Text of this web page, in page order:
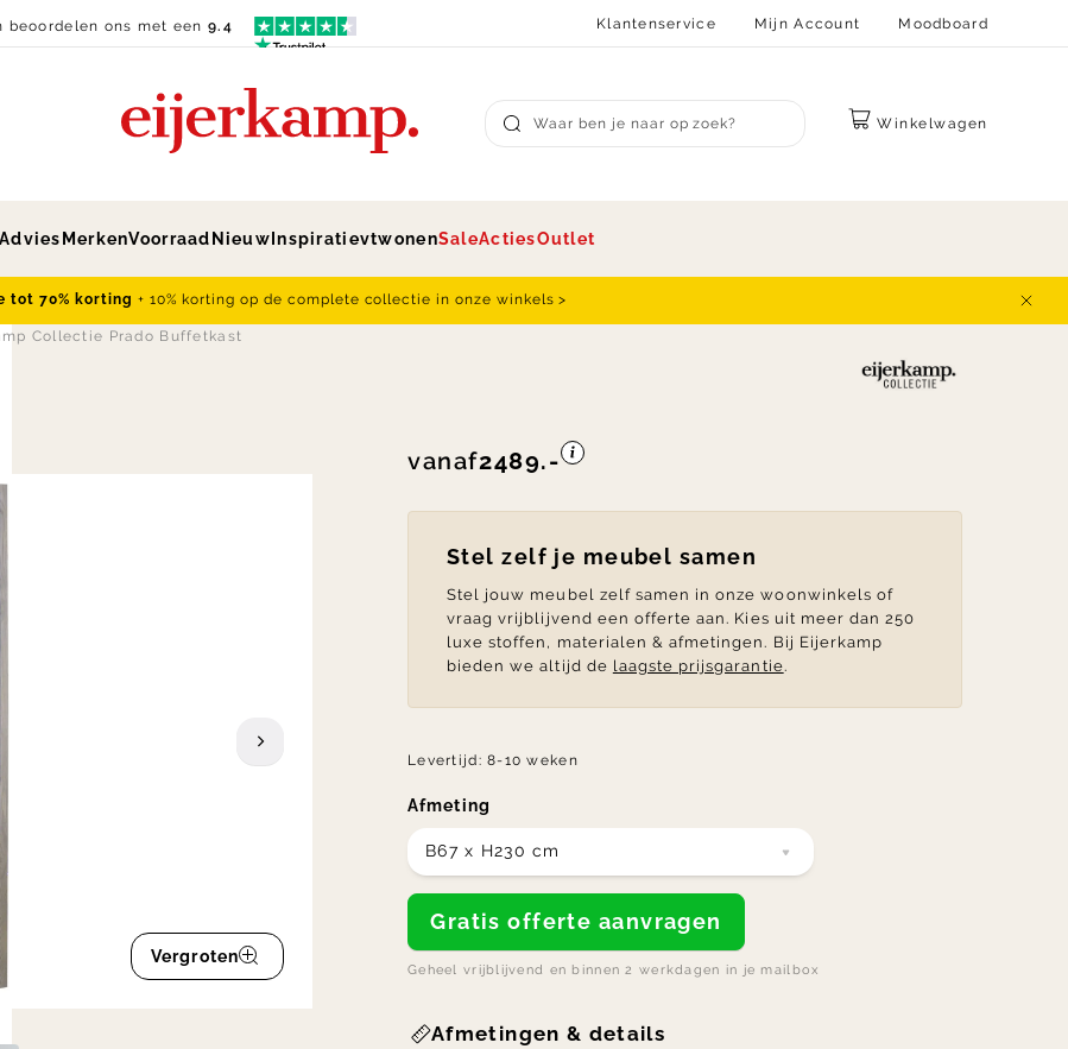
beoordelen ons met een9.4 Klantenservice Mijn Account Moodboard
Submit search
Winkelwagen
Advies MerkenVoorraad Nieuw InspiratievtwonenSaleActiesOutlet
tot 70% korting + 10% korting op de complete collectie in onze winkels >
Collectie Prado Buffetkast
Vergroten
vanaf2489.-
Stel zelf je meubel samen
Stel jouw meubel zelf samen in onze woonwinkels of
vraag vrijblijvend een offerte aan. Kies uit meer dan 250
luxe stoffen, materialen & afmetingen. Bij Eijerkamp
bieden we altijd de laagste prijsgarantie.
Levertijd:8-10 weken
Afmeting
B67 x H230 cm
Gratis offerte aanvragen
Geheel vrijblijvend en binnen 2 werkdagen in je mailbox
Afmetingen & details